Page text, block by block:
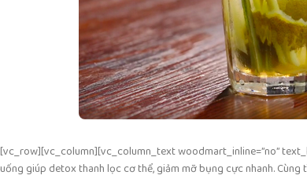
[vc_row][vc_column][vc_column_text woodmart_inline=”no”
uống giúp detox thanh lọc cơ thể, giảm mỡ bụng cực nhanh.